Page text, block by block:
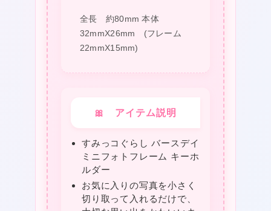
全長 約80mm 本体
32mmX26mm (フレーム
22mmX15mm)
🎀 アイテム説明
すみっコぐらし バースデイ
ミニフォトフレーム キーホ
ルダー
お気に入りの写真を小さく
切り取って入れるだけで、